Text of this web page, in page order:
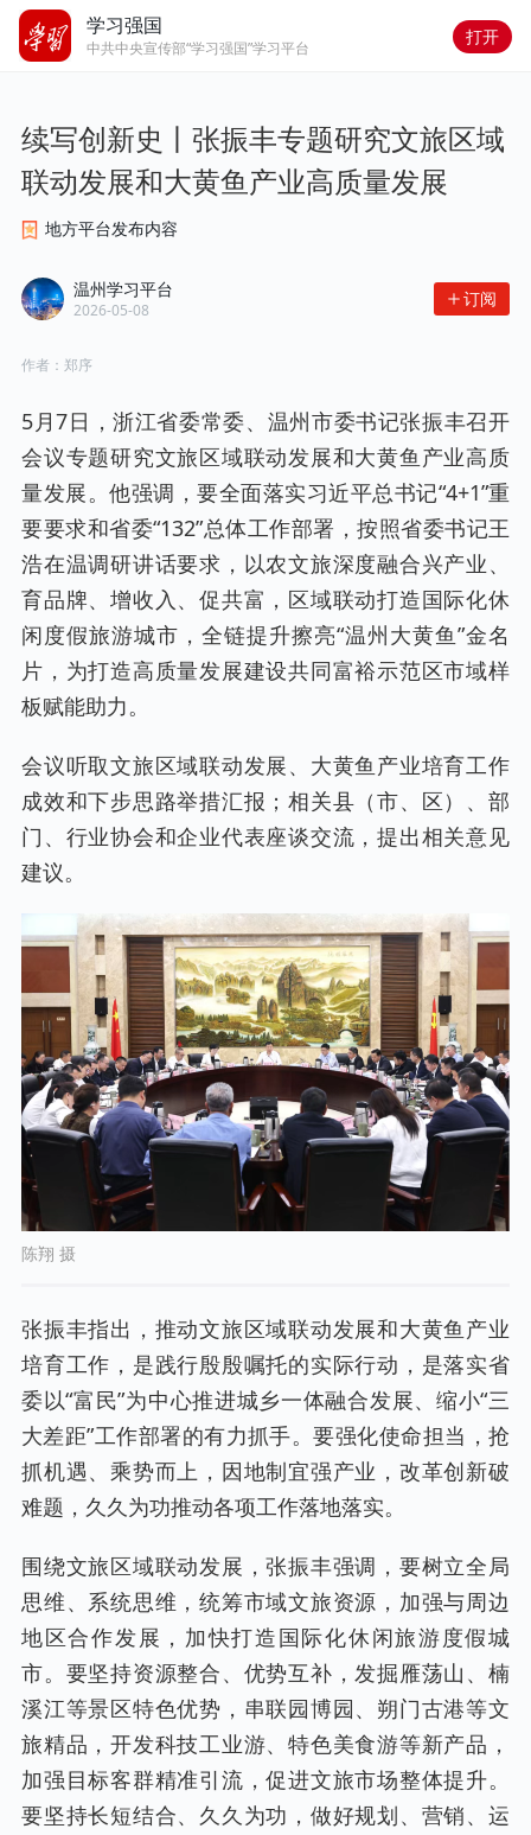
学习强国
中共中央宣传部“学习强国”学习平台
打开
续写创新史丨张振丰专题研究文旅区域
联动发展和大黄鱼产业高质量发展
地方平台发布内容
温州学习平台
2026-05-08
订阅
作者： 郑序
5月7日，浙江省委常委、温州市委书记张振丰召开
会议专题研究文旅区域联动发展和大黄鱼产业高质
量发展。他强调，要全面落实习近平总书记“4+1”重
要要求和省委“132”总体工作部署，按照省委书记王
浩在温调研讲话要求，以农文旅深度融合兴产业、
育品牌、增收入、促共富，区域联动打造国际化休
闲度假旅游城市，全链提升擦亮“温州大黄鱼”金名
片，为打造高质量发展建设共同富裕示范区市域样
板赋能助力。
会议听取文旅区域联动发展、大黄鱼产业培育工作
成效和下步思路举措汇报；相关县（市、区）、部
门、行业协会和企业代表座谈交流，提出相关意见
建议。
陈翔 摄
张振丰指出，推动文旅区域联动发展和大黄鱼产业
培育工作，是践行殷殷嘱托的实际行动，是落实省
委以“富民”为中心推进城乡一体融合发展、缩小“三
大差距”工作部署的有力抓手。要强化使命担当，抢
抓机遇、乘势而上，因地制宜强产业，改革创新破
难题，久久为功推动各项工作落地落实。
围绕文旅区域联动发展，张振丰强调，要树立全局
思维、系统思维，统筹市域文旅资源，加强与周边
地区合作发展，加快打造国际化休闲旅游度假城
市。要坚持资源整合、优势互补，发掘雁荡山、楠
溪江等景区特色优势，串联园博园、朔门古港等文
旅精品，开发科技工业游、特色美食游等新产品，
加强目标客群精准引流，促进文旅市场整体提升。
要坚持长短结合、久久为功，做好规划、营销、运